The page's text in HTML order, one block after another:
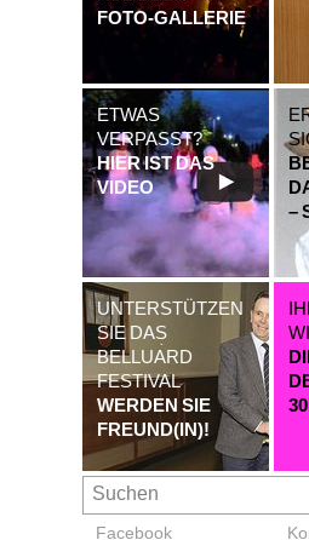
FOTO-GALLERIE
ETWAS
VERPASST?
HIER IST DAS
VIDEO
–
UNTERSTÜTZEN
SIE DAS
BELLUARD
FESTIVAL
WERDEN SIE
FREUND(IN)!
Facebook